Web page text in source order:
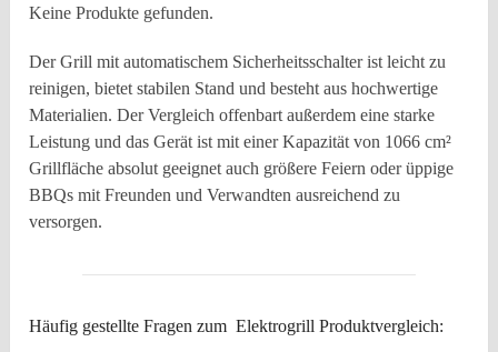
Keine Produkte gefunden.
Der Grill mit automatischem Sicherheitsschalter ist leicht zu
reinigen, bietet stabilen Stand und besteht aus hochwertige
Materialien. Der Vergleich offenbart außerdem eine starke
Leistung und das Gerät ist mit einer Kapazität von 1066 cm²
Grillfläche absolut geeignet auch größere Feiern oder üppige
BBQs mit Freunden und Verwandten ausreichend zu
versorgen.
Häufig gestellte Fragen zum Elektrogrill Produktvergleich: